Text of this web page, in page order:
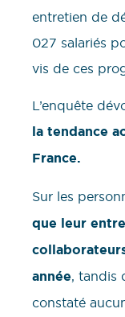
entretien de
027 salariés
vis de ces
L’enquête
la tendance
France.
Sur les
que leur
année, tandis
constaté